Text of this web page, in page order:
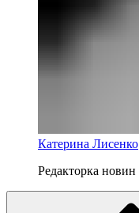
Катерина Лисенко
Редакторка новин